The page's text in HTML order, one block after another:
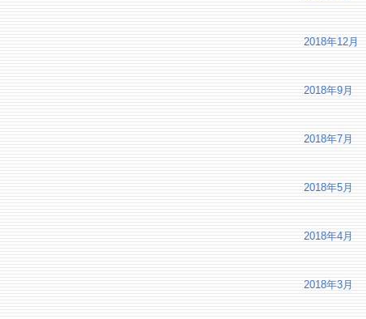
2018年12月
2018年9月
2018年7月
2018年5月
2018年4月
2018年3月